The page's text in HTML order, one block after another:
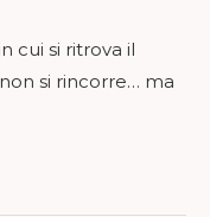
cui si ritrova il
si rincorre… ma